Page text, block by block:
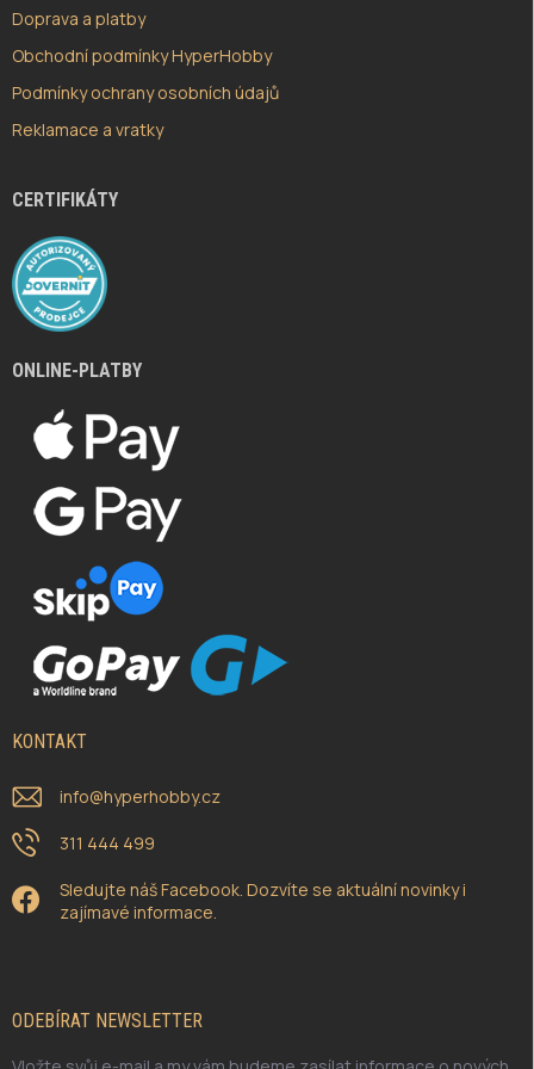
Doprava a platby
Obchodní podmínky HyperHobby
Podmínky ochrany osobních údajů
Reklamace a vratky
CERTIFIKÁTY
ONLINE-PLATBY
KONTAKT
info@hyperhobby.cz
311 444 499
Sledujte náš Facebook. Dozvíte se aktuální novinky i
zajímavé informace.
ODEBÍRAT NEWSLETTER